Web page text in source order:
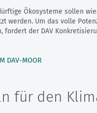
Ökosysteme sollen
werden. Um das volle
fordert der DAV
DAV-MOOR
für den